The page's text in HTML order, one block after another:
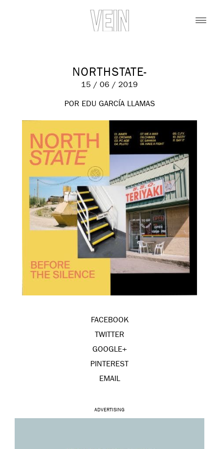
NORTHSTATE-
15 / 06 / 2019
POR EDU GARCÍA LLAMAS
FACEBOOK
TWITTER
GOOGLE+
PINTEREST
EMAIL
ADVERTISING